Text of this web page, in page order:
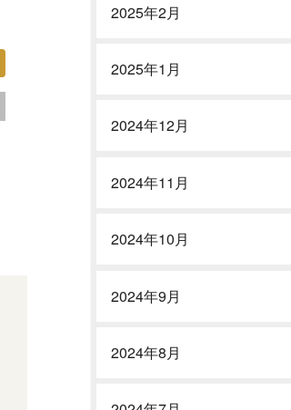
20,000
この実績の詳細へ
2025年2月
2025年1月
2024年12月
2024年11月
2024年10月
2024年9月
2024年8月